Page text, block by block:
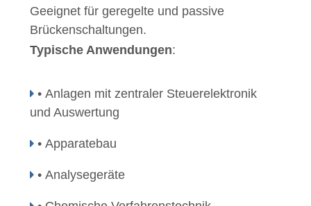
Geeignet für geregelte und passive
Brückenschaltungen.
Typische Anwendungen:
• Anlagen mit zentraler Steuerelektronik
und Auswertung
• Apparatebau
• Analysegeräte